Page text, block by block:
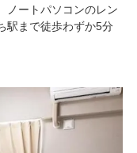
ノートパソコンのレン
駅まで徒歩わずか5分